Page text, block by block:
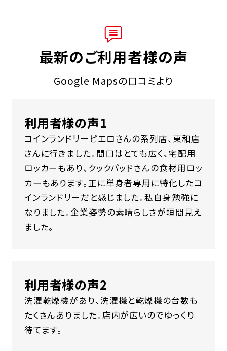
最新のご利用者様の声
Google Mapsの口コミより
利用者様の声1
コインランドリーピエロさんの系列店、東和店
さんに行きました。間口はとても広く、宅配用
ロッカーもあり、クックパッドさんの食材用ロッ
カーもあります。正に単身者専用に特化したコ
インランドリーだと感じました。私自身勉強に
なりました。企業姿勢の素晴らしさが垣間見え
ました。
利用者様の声2
洗濯乾燥機があり、洗濯機と乾燥機の台数も
たくさんありました。店内が広いのでゆっくり
待てます。